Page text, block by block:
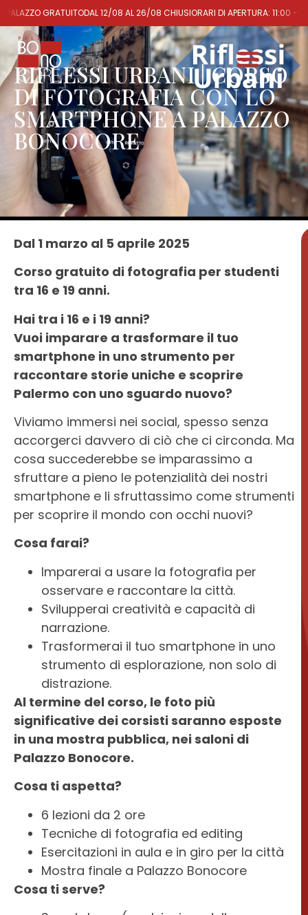
PALAZZO GRATUITODAL 12/08 AL 26/08 CHIUSIORARI DI APERTURA: 11:00 -
RIFLESSI URBANI | CORSO
DI FOTOGRAFIA CON LO
SMARTPHONE A PALAZZO
BONOCORE
Dal 1 marzo al 5 aprile 2025
Corso gratuito di fotografia per studenti
tra 16 e 19 anni.
Hai tra i 16 e i 19 anni?
Vuoi imparare a trasformare il tuo
smartphone in uno strumento per
raccontare storie uniche e scoprire
Palermo con uno sguardo nuovo?
Viviamo immersi nei social, spesso senza
accorgerci davvero di ciò che ci circonda. Ma
cosa succederebbe se imparassimo a
sfruttare a pieno le potenzialità dei nostri
smartphone e li sfruttassimo come strumenti
per scoprire il mondo con occhi nuovi?
Cosa farai?
Imparerai a usare la fotografia per
osservare e raccontare la città.
Svilupperai creatività e capacità di
narrazione.
Trasformerai il tuo smartphone in uno
strumento di esplorazione, non solo di
distrazione.
Al termine del corso, le foto più
significative dei corsisti saranno esposte
in una mostra pubblica, nei saloni di
Palazzo Bonocore.
Cosa ti aspetta?
6 lezioni da 2 ore
Tecniche di fotografia ed editing
Esercitazioni in aula e in giro per la città
Mostra finale a Palazzo Bonocore
Cosa ti serve?